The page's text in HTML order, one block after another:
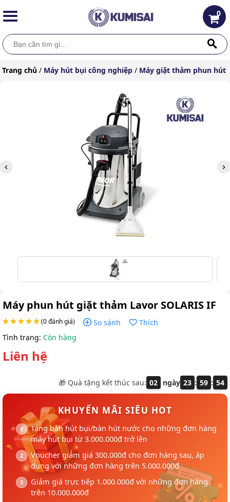
0
Trang chủ / Máy hút bụi công nghiệp / Máy giặt thảm phun hút
Máy phun hút giặt thảm Lavor SOLARIS IF
(0 đánh giá) So sánh
Thích
Tình trạng: Còn hàng
Liên hệ
🎁 Quà tặng kết thúc sau: 02 ngày 23 : 59 : 54
KHUYẾN MÃI SIÊU HOT
Tặng bàn hút bụi/bàn hút nước cho những đơn hàng
máy hút bụi từ 3.000.000đ trở lên
Voucher giảm giá 300.000đ cho đơn hàng sau, áp
dụng với những đơn hàng trên 5.000.000đ
Giảm giá trực tiếp 1.000.000đ với những đơn hàng
trên 10.000.000đ